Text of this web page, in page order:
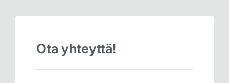
Ota yhteyttä!